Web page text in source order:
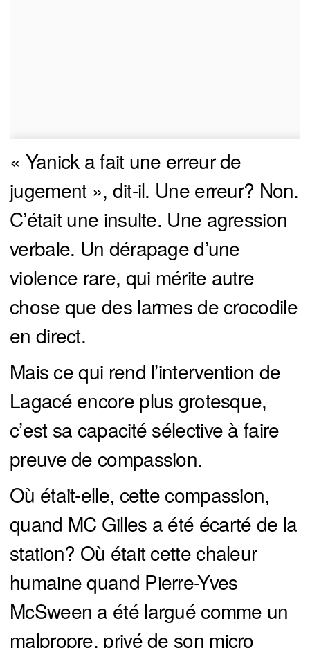
« Yanick a fait une erreur de
jugement », dit-il. Une erreur? Non.
C’était une insulte. Une agression
verbale. Un dérapage d’une
violence rare, qui mérite autre
chose que des larmes de crocodile
en direct.
Mais ce qui rend l’intervention de
Lagacé encore plus grotesque,
c’est sa capacité sélective à faire
preuve de compassion.
Où était-elle, cette compassion,
quand MC Gilles a été écarté de la
station? Où était cette chaleur
humaine quand Pierre-Yves
McSween a été largué comme un
malpropre, privé de son micro